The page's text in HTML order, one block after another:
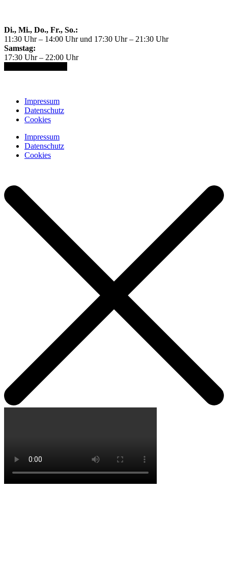
Di., Mi., Do., Fr., So.:
11:30 Uhr – 14:00 Uhr und 17:30 Uhr – 21:30 Uhr
Samstag:
17:30 Uhr – 22:00 Uhr
Impressum
Datenschutz
Cookies
Impressum
Datenschutz
Cookies